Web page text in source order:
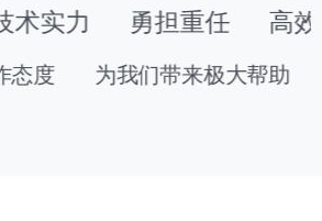
我们带来极大帮助 踏实专注